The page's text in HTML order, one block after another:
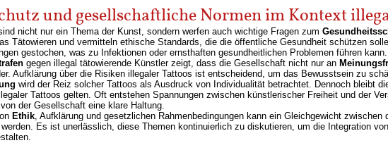
und gesellschaftliche Normen im Kontext
nicht nur ein Thema der Kunst, sondern werfen auch wichtige Fragen zum
Tätowieren und vermitteln ethische Standards, die die öffentliche Gesundheit schützen
gestochen, was zu Infektionen oder ernsthaften gesundheitlichen Problemen führen kann.
gegen illegal tätowierende Künstler zeigt, dass die Gesellschaft nicht nur an
Aufklärung über die Risiken illegaler Tattoos ist entscheidend, um das Bewusstsein zu
wird der Reiz solcher Tattoos als Ausdruck von Individualität betrachtet. Dennoch bleibt
Tattoos gelten. Oft entstehen Spannungen zwischen künstlerischer Freiheit und der
der Gesellschaft eine klare Haltung.
Ethik, Aufklärung und gesetzlichen Rahmenbedingungen kann ein Gleichgewicht
Es ist unerlässlich, diese Themen kontinuierlich zu diskutieren, um die Integration